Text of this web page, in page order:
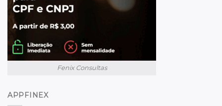
Fenix Consultas
APPFINEX